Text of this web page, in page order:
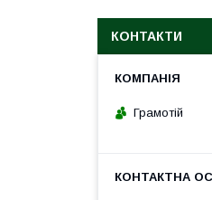
КОНТАКТИ
Грамотій